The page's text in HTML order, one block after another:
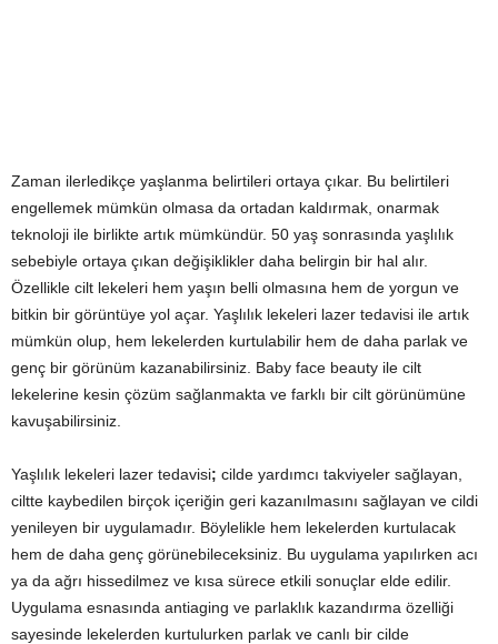
Zaman ilerledikçe yaşlanma belirtileri ortaya çıkar. Bu belirtileri
engellemek mümkün olmasa da ortadan kaldırmak, onarmak
teknoloji ile birlikte artık mümkündür. 50 yaş sonrasında yaşlılık
sebebiyle ortaya çıkan değişiklikler daha belirgin bir hal alır.
Özellikle cilt lekeleri hem yaşın belli olmasına hem de yorgun ve
bitkin bir görüntüye yol açar. Yaşlılık lekeleri lazer tedavisi ile artık
mümkün olup, hem lekelerden kurtulabilir hem de daha parlak ve
genç bir görünüm kazanabilirsiniz. Baby face beauty ile cilt
lekelerine kesin çözüm sağlanmakta ve farklı bir cilt görünümüne
kavuşabilirsiniz.
Yaşlılık lekeleri lazer tedavisi; cilde yardımcı takviyeler sağlayan,
ciltte kaybedilen birçok içeriğin geri kazanılmasını sağlayan ve cildi
yenileyen bir uygulamadır. Böylelikle hem lekelerden kurtulacak
hem de daha genç görünebileceksiniz. Bu uygulama yapılırken acı
ya da ağrı hissedilmez ve kısa sürece etkili sonuçlar elde edilir.
Uygulama esnasında antiaging ve parlaklık kazandırma özelliği
sayesinde lekelerden kurtulurken parlak ve canlı bir cilde